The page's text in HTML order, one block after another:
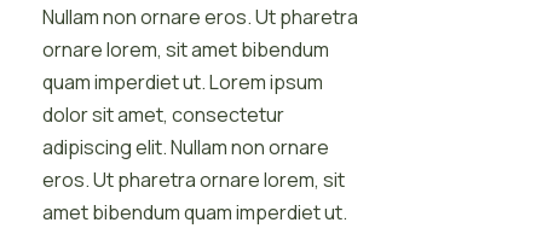
Nullam non ornare eros. Ut pharetra
ornare lorem, sit amet bibendum
quam imperdiet ut. Lorem ipsum
dolor sit amet, consectetur
adipiscing elit. Nullam non ornare
eros. Ut pharetra ornare lorem, sit
amet bibendum quam imperdiet ut.